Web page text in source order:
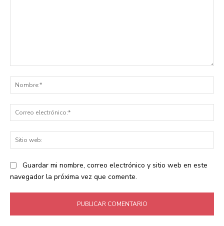
Guardar mi nombre, correo electrónico y sitio web en este
navegador la próxima vez que comente.